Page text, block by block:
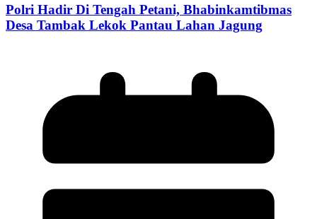
Polri Hadir Di Tengah Petani, Bhabinkamtibmas
Desa Tambak Lekok Pantau Lahan Jagung